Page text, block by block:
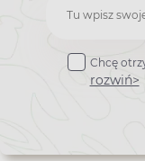
Zapisz
do
Chcę
rozwiń>